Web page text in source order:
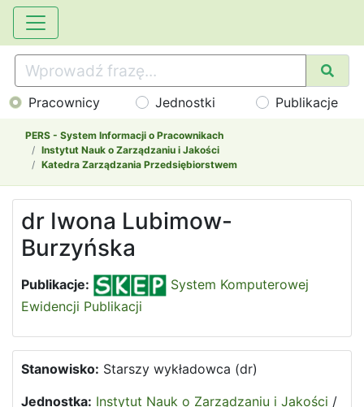
Pracownicy Jednostki Publikacje
PERS - System Informacji o Pracownikach
Instytut Nauk o Zarządzaniu i Jakości
Katedra Zarządzania Przedsiębiorstwem
dr Iwona Lubimow-
Burzyńska
Publikacje:
System Komputerowej
Ewidencji Publikacji
Stanowisko: Starszy wykładowca (dr)
Jednostka: Instytut Nauk o Zarządzaniu i Jakości /